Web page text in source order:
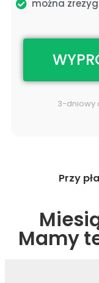
można
3-dniowy
Przy
Mamy